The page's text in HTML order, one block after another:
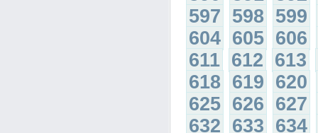
597 598 599
604 605 606
611 612 613
618 619 620
625 626 627
632 633 634